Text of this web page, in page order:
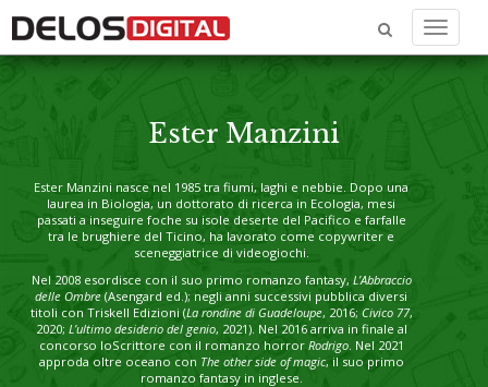
Menu
Ester Manzini
Ester Manzini nasce nel 1985 tra fiumi, laghi e nebbie. Dopo una
laurea in Biologia, un dottorato di ricerca in Ecologia, mesi
passati a inseguire foche su isole deserte del Pacifico e farfalle
tra le brughiere del Ticino, ha lavorato come copywriter e
sceneggiatrice di videogiochi.
Nel 2008 esordisce con il suo primo romanzo fantasy, L’Abbraccio
delle Ombre (Asengard ed.); negli anni successivi pubblica diversi
titoli con Triskell Edizioni (La rondine di Guadeloupe, 2016; Civico 77,
2020; L’ultimo desiderio del genio, 2021). Nel 2016 arriva in finale al
concorso IoScrittore con il romanzo horror Rodrigo. Nel 2021
approda oltre oceano con The other side of magic, il suo primo
romanzo fantasy in inglese.